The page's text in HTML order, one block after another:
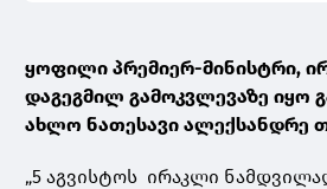
ყოფილი პრემიერ-მინისტრი,
დაგეგმილ გამოკვლევაზე იყო
ახლო ნათესავი ალექსანდრე
„5 აგვისტოს ირაკლი